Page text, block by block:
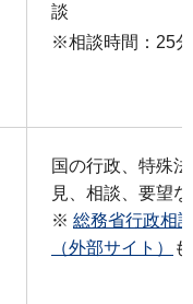
談
※相談時間：25
国の行政、特殊
見、相談、要望
※ 総務省行政相
（外部サイト）